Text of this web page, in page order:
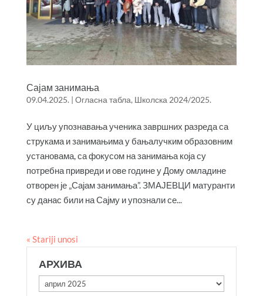
Сајам занимања
09.04.2025. | Огласна табла, Школска 2024/2025.
У циљу упознавања ученика завршних разреда са
струкама и занимањима у бањалучким образовним
установама, са фокусом на занимања која су
потребна привреди и ове године у Дому омладине
отворен је „Сајам занимања”. ЗМАЈЕВЦИ матуранти
су данас били на Сајму и упознали се...
« Stariji unosi
АРХИВА
Архива